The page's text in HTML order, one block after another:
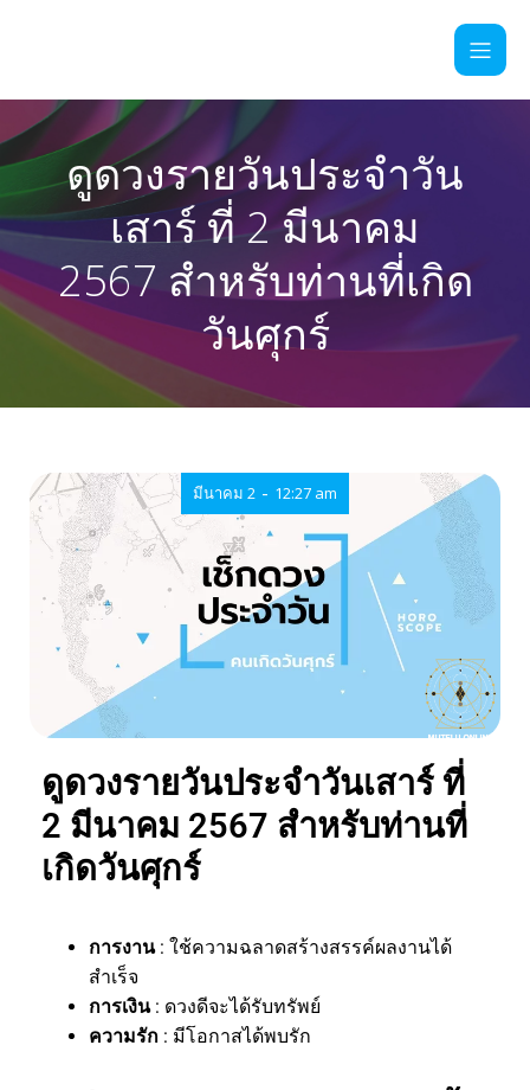
ดูดวงรายวันประจำวัน
เสาร์ ที่ 2 มีนาคม
2567 สำหรับท่านที่เกิด
วันศุกร์
มีนาคม 2 - 12:27 am
ดูดวงรายวันประจำวันเสาร์ ที่
2 มีนาคม 2567 สำหรับท่านที่
เกิดวันศุกร์
การงาน: ใช้ความฉลาดสร้างสรรค์ผลงานได้
สำเร็จ
การเงิน: ดวงดีจะได้รับทรัพย์
ความรัก : มีโอกาสได้พบรัก